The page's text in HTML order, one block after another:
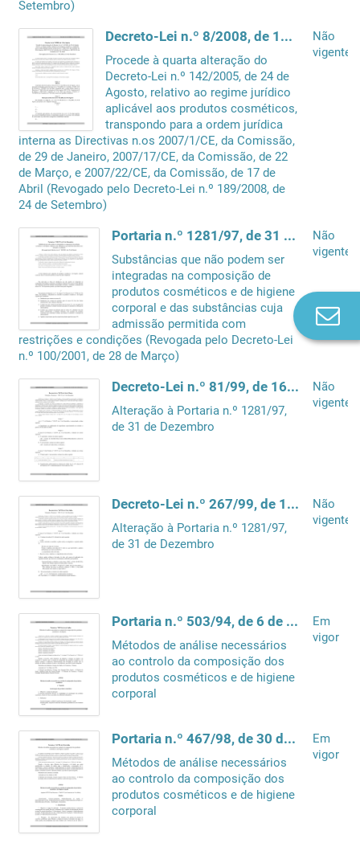
Setembro)
Decreto-Lei n.º 8/2008, de 11 de Janeiro
Procede à quarta alteração do
Decreto-Lei n.º 142/2005, de 24 de
Agosto, relativo ao regime jurídico
aplicável aos produtos cosméticos,
transpondo para a ordem jurídica
interna as Directivas n.os 2007/1/CE, da Comissão,
de 29 de Janeiro, 2007/17/CE, da Comissão, de 22
de Março, e 2007/22/CE, da Comissão, de 17 de
Abril (Revogado pelo Decreto-Lei n.º 189/2008, de
24 de Setembro)
Não
vigente
Portaria n.º 1281/97, de 31 de Dezembro
Substâncias que não podem ser
integradas na composição de
produtos cosméticos e de higiene
corporal e das substâncias cuja
admissão permitida com
restrições e condições (Revogada pelo Decreto-Lei
n.º 100/2001, de 28 de Março)
Não
vigente
Decreto-Lei n.º 81/99, de 16 de Março
Alteração à Portaria n.º 1281/97,
de 31 de Dezembro
Não
vigente
Decreto-Lei n.º 267/99, de 15 de Julho
Alteração à Portaria n.º 1281/97,
de 31 de Dezembro
Não
vigente
Portaria n.º 503/94, de 6 de Junho
Métodos de análise necessários
ao controlo da composição dos
produtos cosméticos e de higiene
corporal
Em
vigor
Portaria n.º 467/98, de 30 de Julho
Métodos de análise necessários
ao controlo da composição dos
produtos cosméticos e de higiene
corporal
Em
vigor